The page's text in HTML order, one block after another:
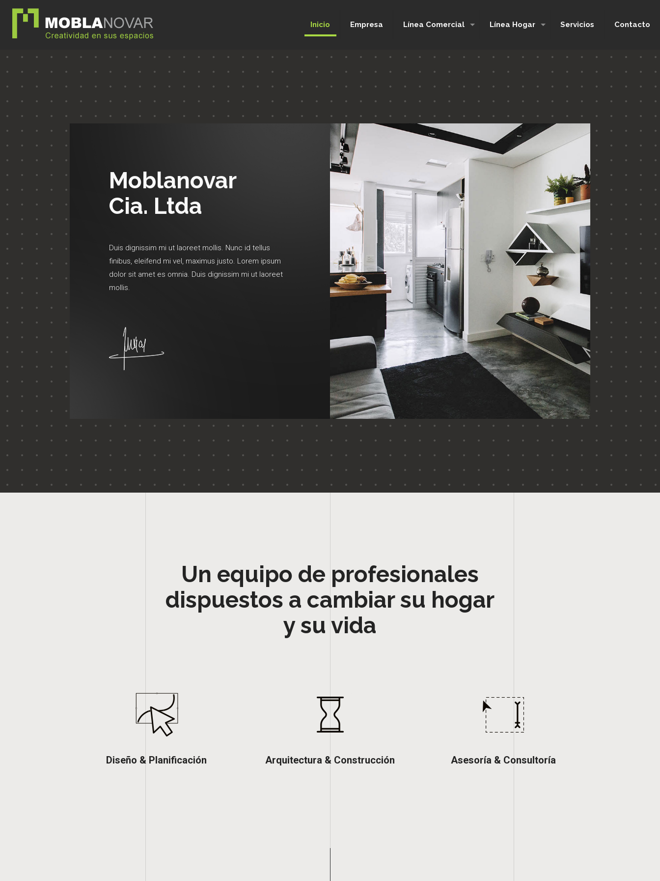
Inicio Empresa Línea Comercial Línea Hogar Servicios Contacto
Moblanovar
Cia. Ltda
Duis dignissim mi ut laoreet mollis. Nunc id tellus
finibus, eleifend mi vel, maximus justo. Lorem ipsum
dolor sit amet es omnia. Duis dignissim mi ut laoreet
mollis.
Un equipo de profesionales
dispuestos a cambiar su hogar
y su vida
Diseño & Planificación Arquitectura & Construcción Asesoría & Consultoría